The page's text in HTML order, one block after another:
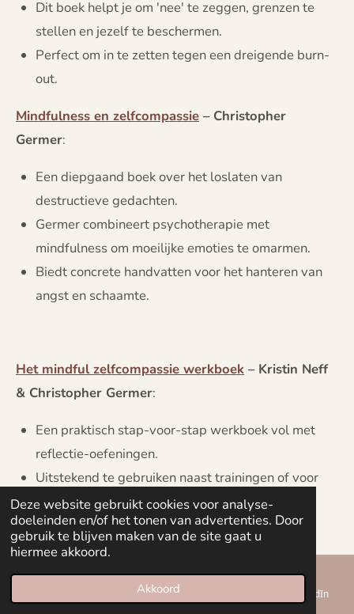
Deze website gebruikt cookies voor analyse-
doeleinden en/of het tonen van advertenties. Door
gebruik te blijven maken van de site gaat u
hiermee akkoord.
Akkoord
Dit boek helpt je om 'nee' te zeggen, grenzen te
stellen en jezelf te beschermen.
Perfect om in te zetten tegen een dreigende burn-
out.
Mindfulness en zelfcompassie – Christopher
Germer:
Een diepgaand boek over het loslaten van
destructieve gedachten.
Germer combineert psychotherapie met
mindfulness om moeilijke emoties te omarmen.
Biedt concrete handvatten voor het hanteren van
angst en schaamte.
Het mindful zelfcompassie werkboek – Kristin Neff
& Christopher Germer:
Een praktisch stap-voor-stap werkboek vol met
reflectie-oefeningen.
Uitstekend te gebruiken naast trainingen of voor
individuele zelfreflectie.
ArtikelWat ik je gun-Beatrijs Hofland
Telefoonnummer LinkedIn